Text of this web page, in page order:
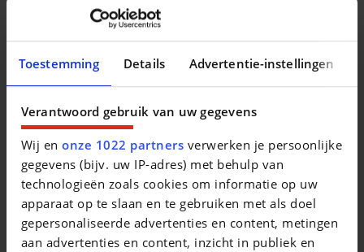
Toestemming Details Advertentie-instellingen
Verantwoord gebruik van uw gegevens
Wij enonze 1022 partners verwerken je persoonlijke
gegevens (bijv. uw IP-adres) met behulp van
technologieën zoals cookies om informatie op uw
apparaat op te slaan en te gebruiken met als doel
gepersonaliseerde advertenties en content, metingen
aan advertenties en content, inzicht in publiek en
TOYOTA
1.8 Hybride C-Enter + Navi CVT 10 ans de garantie
22.990 EUR|37.467 km